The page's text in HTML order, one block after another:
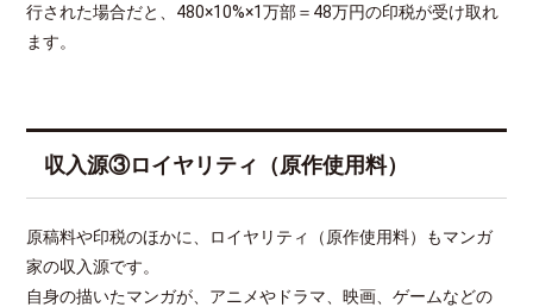
行された場合だと、480×10%×1万部＝48万円の印税が受け取れ
ます。
収入源③ロイヤリティ（原作使用料）
原稿料や印税のほかに、ロイヤリティ（原作使用料）もマンガ
家の収入源です。
自身の描いたマンガが、アニメやドラマ、映画、ゲームなどの